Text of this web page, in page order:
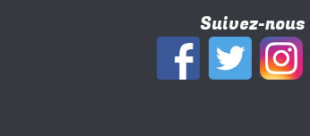
Suivez-nous